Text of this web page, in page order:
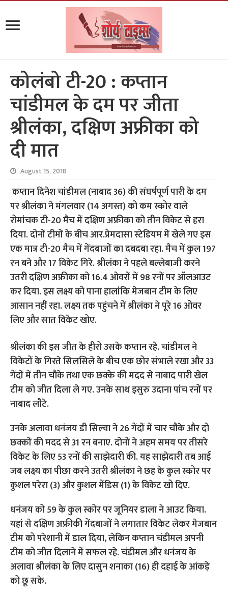
कोलंबो टी-20 : कप्तान
चांडीमल के दम पर जीता
श्रीलंका, दक्षिण अफ्रीका को
दी मात
August 15, 2018
कप्तान दिनेश चांडीमल (नाबाद 36) की संघर्षपूर्ण पारी के दम
पर श्रीलंका ने मंगलवार (14 अगस्त) को कम स्कोर वाले
रोमांचक टी-20 मैच में दक्षिण अफ्रीका को तीन विकेट से हरा
दिया. दोनों टीमों के बीच आर.प्रेमदासा स्टेडियम में खेले गए इस
एक मात्र टी-20 मैच में गेंदबाजों का दबदबा रहा. मैच में कुल 197
रन बने और 17 विकेट गिरे. श्रीलंका ने पहले बल्लेबाजी करने
उतरी दक्षिण अफ्रीका को 16.4 ओवरों में 98 रनों पर ऑलआउट
कर दिया. इस लक्ष्य को पाना हालांकि मेजबान टीम के लिए
आसान नहीं रहा. लक्ष्य तक पहुंचने में श्रीलंका ने पूरे 16 ओवर
लिए और सात विकेट खोए.
श्रीलंका की इस जीत के हीरो उसके कप्तान रहे. चांडीमल ने
विकेटों के गिरते सिलसिले के बीच एक छोर संभाले रखा और 33
गेंदों में तीन चौके तथा एक छक्के की मदद से नाबाद पारी खेल
टीम को जीत दिला ले गए. उनके साथ इसुरु उदाना पांच रनों पर
नाबाद लौटे.
उनके अलावा धनंजय डी सिल्वा ने 26 गेंदों में चार चौके और दो
छक्कों की मदद से 31 रन बनाए. दोनों ने अहम समय पर तीसरे
विकेट के लिए 53 रनों की साझेदारी की. यह साझेदारी तब आई
जब लक्ष्य का पीछा करने उतरी श्रीलंका ने छह के कुल स्कोर पर
कुशल परेरा (3) और कुशल मेंडिस (1) के विकेट खो दिए.
धनंजय को 59 के कुल स्कोर पर जूनियर डाला ने आउट किया.
यहां से दक्षिण अफ्रीकी गेंदबाजों ने लगातार विकेट लेकर मेजबान
टीम को परेशानी में डाल दिया, लेकिन कप्तान चंडीमल अपनी
टीम को जीत दिलाने में सफल रहे. चंडीमल और धनंजय के
अलावा श्रीलंका के लिए दासुन शनाका (16) ही दहाई के आंकड़े
को छू सके.